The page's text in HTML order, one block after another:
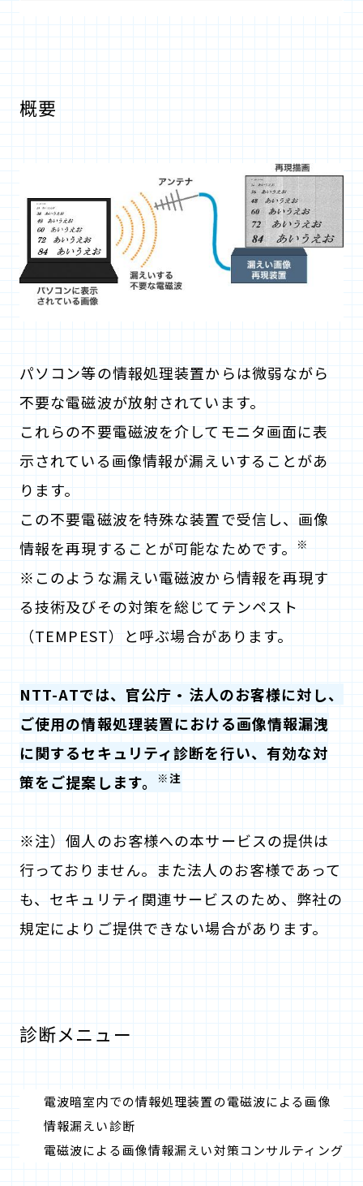
概要
パソコン等の情報処理装置からは微弱ながら
不要な電磁波が放射されています。
これらの不要電磁波を介してモニタ画面に表
示されている画像情報が漏えいすることがあ
ります。
この不要電磁波を特殊な装置で受信し、画像
情報を再現することが可能なためです。
※
※このような漏えい電磁波から情報を再現す
る技術及びその対策を総じてテンペスト
（TEMPEST）と呼ぶ場合があります。
NTT-ATでは、官公庁・法人のお客様に対し、
ご使用の情報処理装置における画像情報漏洩
に関するセキュリティ診断を行い、有効な対
策をご提案します。
※注
※注）個人のお客様への本サービスの提供は
行っておりません。また法人のお客様であって
も、セキュリティ関連サービスのため、弊社の
規定によりご提供できない場合があります。
診断メニュー
電波暗室内での情報処理装置の電磁波による画像
情報漏えい診断
電磁波による画像情報漏えい対策コンサルティング